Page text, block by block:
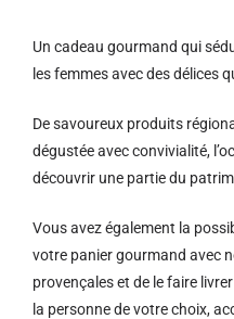
Un cadeau gourmand qui
les femmes avec des délices
De savoureux produits
dégustée avec convivialité,
découvrir une partie du
Vous avez également la
votre panier gourmand avec
provençales et de le faire
la personne de votre choix,